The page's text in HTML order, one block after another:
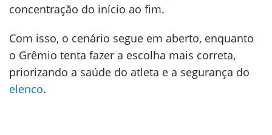
concentração do início ao fim.
Com isso, o cenário segue em aberto, enquanto
o Grêmio tenta fazer a escolha mais correta,
priorizando a saúde do atleta e a segurança do
elenco.